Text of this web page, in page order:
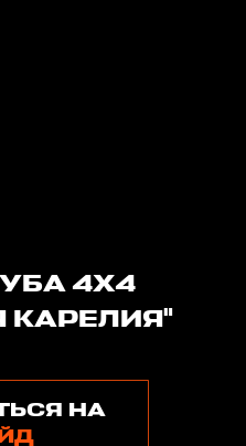
4Х4
КАРЕЛИЯ"
НА